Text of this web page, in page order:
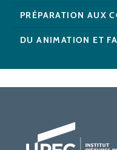
PRÉPARATION AUX
DU ANIMATION ET